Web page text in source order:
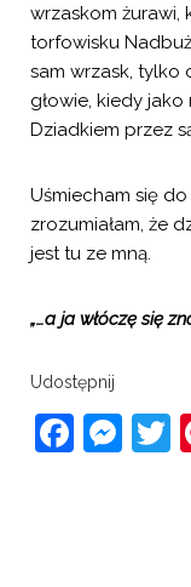
wrzaskom żurawi,
torfowisku
sam wrzask, tylko
głowie, kiedy
Dziadkiem przez
Uśmiecham się
zrozumiałam, że
jest tu ze mną.
„…a ja włóczę się
Udostępnij